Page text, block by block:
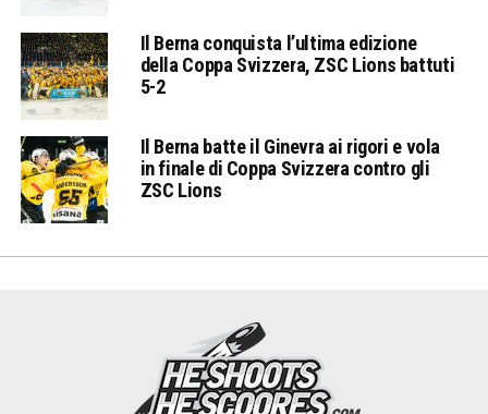
Il Berna conquista l’ultima edizione
della Coppa Svizzera, ZSC Lions battuti
5-2
Il Berna batte il Ginevra ai rigori e vola
in finale di Coppa Svizzera contro gli
ZSC Lions